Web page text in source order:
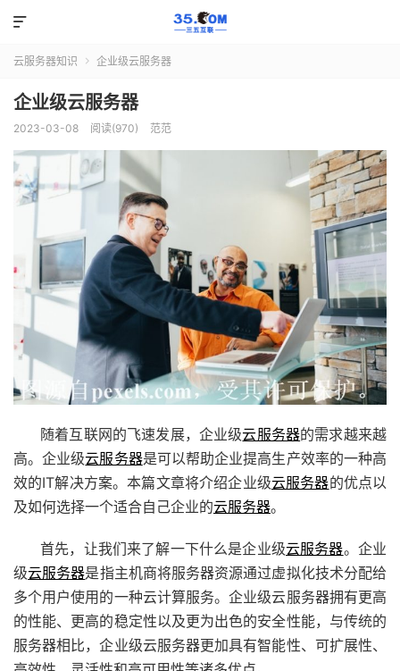

云服务器知识  企业级云服务器
企业级云服务器
2023-03-08 阅读(970) 范范
随着互联网的飞速发展，企业级云服务器的需求越来越
高。企业级云服务器是可以帮助企业提高生产效率的一种高
效的IT解决方案。本篇文章将介绍企业级云服务器的优点以
及如何选择一个适合自己企业的云服务器。
首先，让我们来了解一下什么是企业级云服务器。企业
级云服务器是指主机商将服务器资源通过虚拟化技术分配给
多个用户使用的一种云计算服务。企业级云服务器拥有更高
的性能、更高的稳定性以及更为出色的安全性能，与传统的
服务器相比，企业级云服务器更加具有智能性、可扩展性、